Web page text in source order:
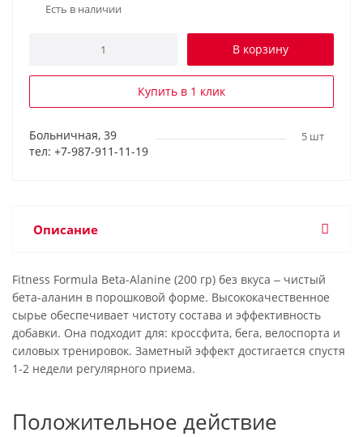
Есть в наличии
В корзину
Купить в 1 клик
Больничная, 39
тел: +7-987-911-11-19
5 шт
Описание
Fitness Formula Beta-Alanine (200 гр) без вкуса ‒ чистый
бета-аланин в порошковой форме. Высококачественное
сырье обеспечивает чистоту состава и эффективность
добавки. Она подходит для: кроссфита, бега, велоспорта и
силовых тренировок. Заметный эффект достигается спустя
1-2 недели регулярного приема.
Положительное действие